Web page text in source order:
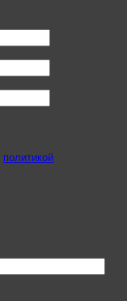
политикой